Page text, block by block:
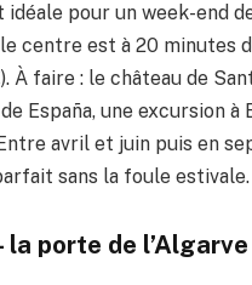
pour un week-end
centre est à 20 minutes
À faire : le château de
de España, une excursion à
avril et juin puis en
sans la foule estivale.
la porte de l’Algarve